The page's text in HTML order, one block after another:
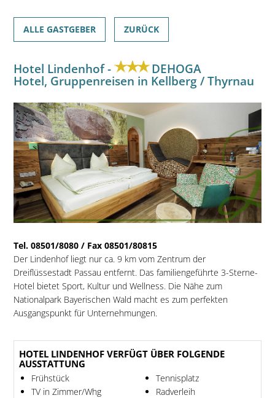
ALLE GASTGEBER ZURÜCK
Hotel Lindenhof - DEHOGA
Hotel, Gruppenreisen in Kellberg / Thyrnau
Tel. 08501/8080 / Fax 08501/80815
Der Lindenhof liegt nur ca. 9 km vom Zentrum der
Dreiflüssestadt Passau entfernt. Das familiengeführte 3-Sterne-
Hotel bietet Sport, Kultur und Wellness. Die Nähe zum
Nationalpark Bayerischen Wald macht es zum perfekten
Ausgangspunkt für Unternehmungen.
HOTEL LINDENHOF VERFÜGT ÜBER FOLGENDE
AUSSTATTUNG
Frühstück
TV in Zimmer/Whg
Tennisplatz
Radverleih